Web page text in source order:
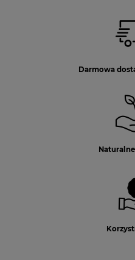
Darmowa